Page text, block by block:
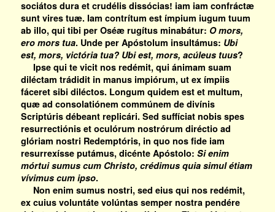
sociátos dura et crudélis dissócias! iam iam confráctæ
sunt vires tuæ. Iam contrítum est ímpium iugum tuum
ab illo, qui tibi per Oséæ rugítus minabátur: O mors,
ero mors tua. Unde per Apóstolum insultámus: Ubi
est, mors, victória tua? Ubi est, mors, acúleus tuus?
Ipse qui te vicit nos redémit, qui ánimam suam
diléctam trádidit in manus impiórum, ut ex ímpiis
fáceret sibi diléctos. Longum quidem est et multum,
quæ ad consolatiónem commúnem de divínis
Scriptúris débeant replicári. Sed suffíciat nobis spes
resurrectiónis et oculórum nostrórum diréctio ad
glóriam nostri Redemptóris, in quo nos fide iam
resurrexísse putámus, dicénte Apóstolo: Si enim
mórtui sumus cum Christo, crédimus quia simul étiam
vívimus cum ipso.
Non enim sumus nostri, sed eius qui nos redémit,
ex cuius voluntáte volúntas semper nostra pendére